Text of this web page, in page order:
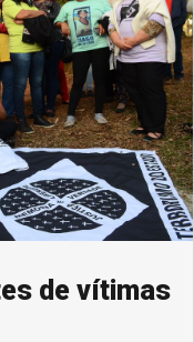
de vítimas